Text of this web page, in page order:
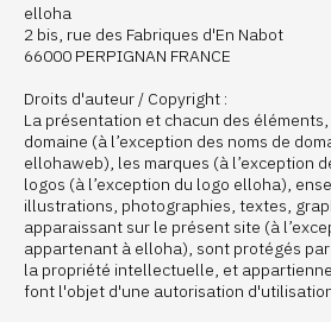
elloha
2 bis, rue des Fabriques d'En Nabot
66000 PERPIGNAN FRANCE
Droits d'auteur / Copyright :
La présentation et chacun des
domaine (à l’exception des noms de
ellohaweb), les marques (à l’exception
logos (à l’exception du logo elloha),
illustrations, photographies, textes,
apparaissant sur le présent site (à
appartenant à elloha), sont protégés
la propriété intellectuelle, et
font l'objet d'une autorisation